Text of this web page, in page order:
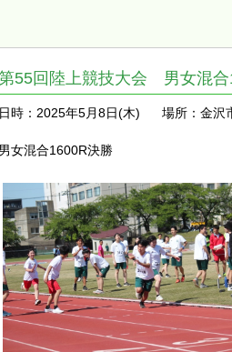
55回陸上競技大会 男女混
日時：2025年5月8日(木) 場所：金沢
男女混合1600R決勝